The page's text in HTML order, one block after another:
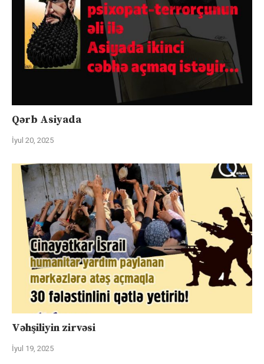
Qərb Asiyada
İyul 20, 2025
Vəhşiliyin zirvəsi
İyul 19, 2025